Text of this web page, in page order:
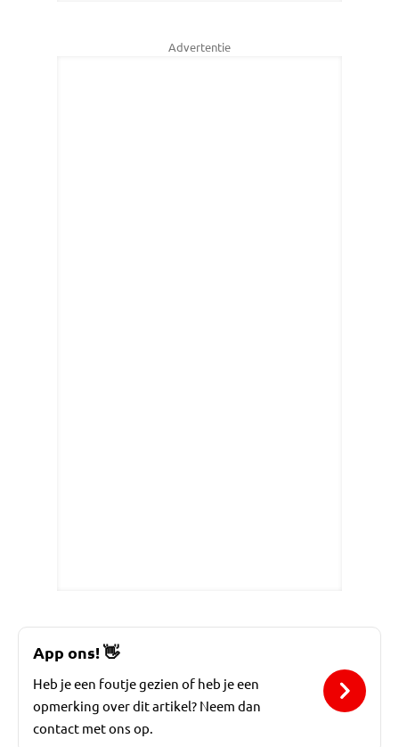
Advertentie
App ons!👋
Heb je een foutje gezien of heb je een
opmerking over dit artikel? Neem dan
contact met ons op.